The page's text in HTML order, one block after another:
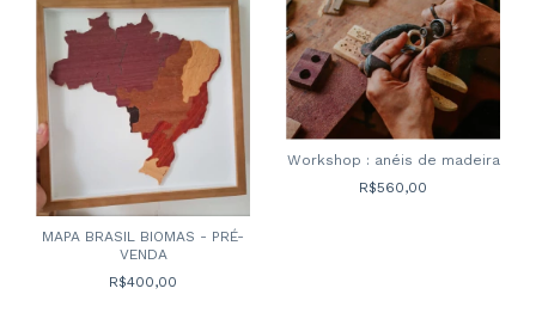
MAPA BRASIL BIOMAS - PRÉ-
VENDA
R$400,00
Workshop : anéis de madeira
R$560,00